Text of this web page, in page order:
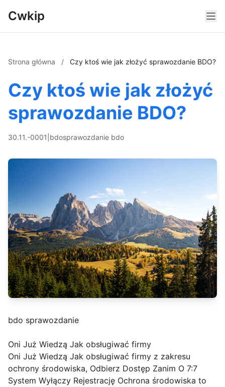
Cwkip
Strona główna / Czy ktoś wie jak złożyć sprawozdanie BDO?
Czy ktoś wie jak złożyć
sprawozdanie BDO?
30.11.-0001 bdosprawozdanie bdo
bdo sprawozdanie
Oni Już Wiedzą Jak obsługiwać firmy
Oni Już Wiedzą Jak obsługiwać firmy z zakresu
ochrony środowiska, Odbierz Dostęp Zanim O 7:7
System Wyłączy Rejestrację Ochrona środowiska to